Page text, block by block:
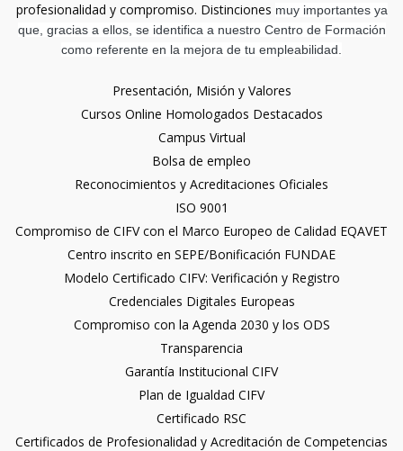
profesionalidad y compromiso. Distinciones muy importantes ya
que, gracias a ellos, se identifica a nuestro Centro de Formación
como referente en la mejora de tu empleabilidad.
Presentación, Misión y Valores
Cursos Online Homologados Destacados
Campus Virtual
Bolsa de empleo
Reconocimientos y Acreditaciones Oficiales
ISO 9001
Compromiso de CIFV con el Marco Europeo de Calidad EQAVET
Centro inscrito en SEPE/Bonificación FUNDAE
Modelo Certificado CIFV: Verificación y Registro
Credenciales Digitales Europeas
Compromiso con la Agenda 2030 y los ODS
Transparencia
Garantía Institucional CIFV
Plan de Igualdad CIFV
Certificado RSC
Certificados de Profesionalidad y Acreditación de Competencias